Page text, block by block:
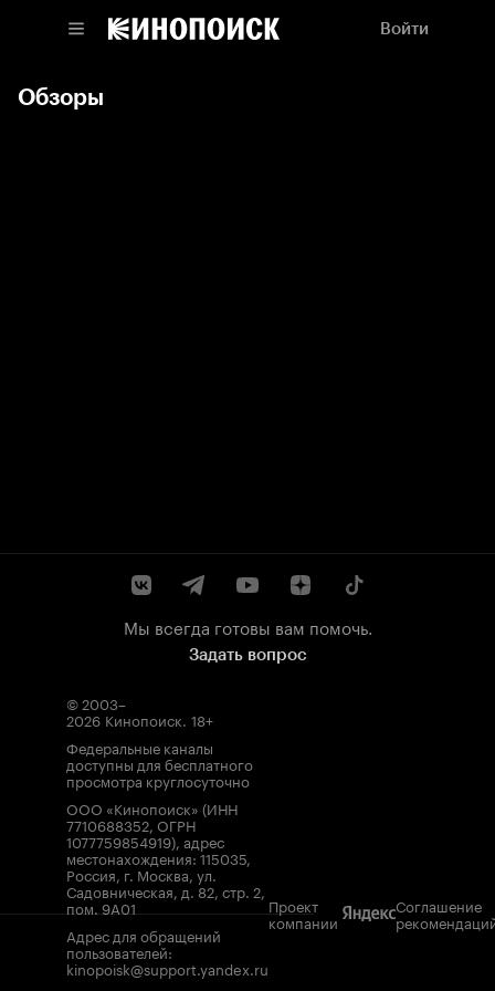
Войти
Обзоры
Мы всегда готовы вам помочь.
Задать вопрос
© 2003–
2026 Кинопоиск. 18+
Федеральные каналы
доступны для бесплатного
просмотра круглосуточно
ООО «Кинопоиск» (ИНН
7710688352, ОГРН
1077759854919), адрес
местонахождения: 115035,
Россия, г. Москва, ул.
Садовническая, д. 82, стр. 2,
пом. 9А01
Адрес для обращений
пользователей:
kinopoisk@support.yandex.ru
Проект
компании
Соглашение